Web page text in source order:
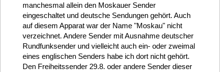
manchesmal allein den Moskauer Sender
eingeschaltet und deutsche Sendungen gehört. Auch
auf diesem Apparat war der Name "Moskau" nicht
verzeichnet. Andere Sender mit Ausnahme deutscher
Rundfunksender und vielleicht auch ein- oder zweimal
eines englischen Senders habe ich dort nicht gehört.
Den Freiheitssender 29.8. oder andere Sender dieser